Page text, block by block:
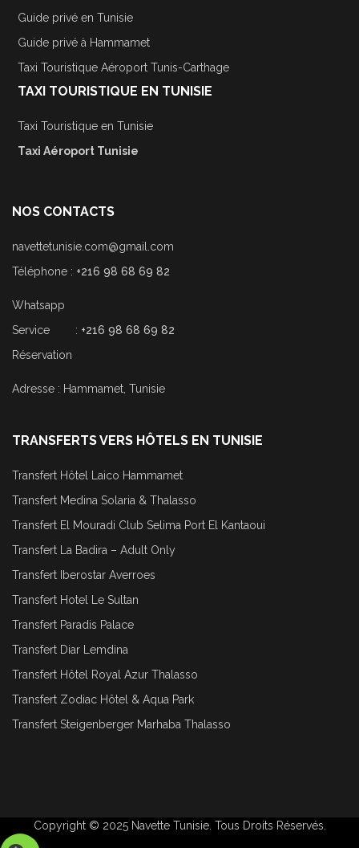
Guide privé en Tunisie
Guide privé à Hammamet
Taxi Touristique Aéroport Tunis-Carthage
TAXI TOURISTIQUE EN TUNISIE
Taxi Touristique en Tunisie
Taxi Aéroport Tunisie
NOS CONTACTS
navettetunisie.com@gmail.com
Téléphone : +216 98 68 69 82
Whatsapp
Service : +216 98 68 69 82
Réservation
Adresse : Hammamet, Tunisie
TRANSFERTS VERS HÔTELS EN TUNISIE
Transfert Hôtel Laico Hammamet
Transfert Medina Solaria & Thalasso
Transfert El Mouradi Club Selima Port El Kantaoui
Transfert La Badira – Adult Only
Transfert Iberostar Averroes
Transfert Hotel Le Sultan
Transfert Paradis Palace
Transfert Diar Lemdina
Transfert Hôtel Royal Azur Thalasso
Transfert Zodiac Hôtel & Aqua Park
Transfert Steigenberger Marhaba Thalasso
Copyright © 2025 Navette Tunisie. Tous Droits Réservés.